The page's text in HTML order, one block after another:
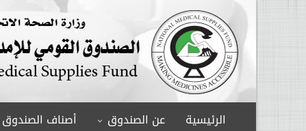
الرئيسية عن الصندوق أصناف الصندوق